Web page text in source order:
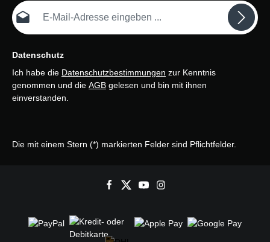
E-Mail-Adresse*
Datenschutz
Ich habe die Datenschutzbestimmungen zur Kenntnis
genommen und die AGB gelesen und bin mit ihnen
einverstanden.
Die mit einem Stern (*) markierten Felder sind Pflichtfelder.